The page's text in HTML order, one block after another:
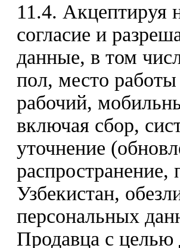
11.4. Акцептируя
согласие и
данные, в том
пол, место
рабочий,
включая сбор,
уточнение
распространение,
Узбекистан,
персональных
Продавца с целью